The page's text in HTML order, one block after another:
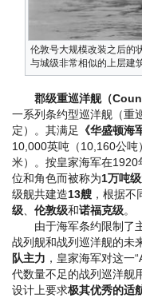
伦敦号大规模改装之后的
与城级非常相似的上层建
郡级重巡洋舰（
一系列条约型巡洋舰（重
定）。其满足
《华盛顿海
10,000英吨（10,160公
米）。按皇家海军在
位和角色而被称为1万吨
级舰共建造13艘 ，根据
级
伦敦级和诺福克级。
由于海军条约限制了主
战列舰和战列巡洋舰的
队主力 ，皇家海军对这一
代数量不足的战列巡洋舰
设计上要求极其优秀的适